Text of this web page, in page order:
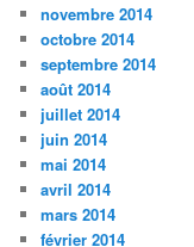
novembre 2014
octobre 2014
septembre 2014
août 2014
juillet 2014
juin 2014
mai 2014
avril 2014
mars 2014
février 2014